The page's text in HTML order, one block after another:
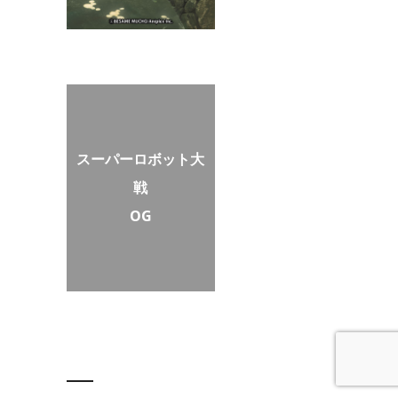
スーパーロボット大
戦
OG